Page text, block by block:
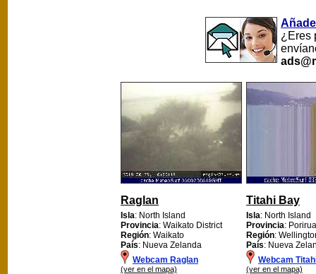
¿Eres
Raglan
Isla: North Island
Provincia: Waikato District
Región: Waikato
País: Nueva Zelanda
Webcam Raglan
(ver en el mapa)
Titahi Bay
Isla: North Island
Provincia: Porirua
Región:
País: Nueva
Webcam
(ver en el mapa)